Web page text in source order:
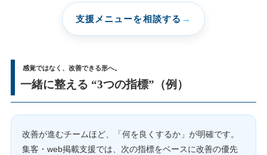
支援メニューを相談する
感覚ではなく、改善できる形へ。
一緒に整える “3つの指標”（例）
改善が進むチームほど、「何を良くするか」が明確です。
集客・web掲載支援では、次の指標をベースに改善の優先